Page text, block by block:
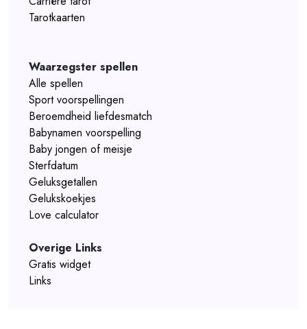
Tarotkaarten
Waarzegster spellen
Alle spellen
Sport voorspellingen
Beroemdheid liefdesmatch
Babynamen voorspelling
Baby jongen of meisje
Sterfdatum
Geluksgetallen
Gelukskoekjes
Love calculator
Overige Links
Gratis widget
Links